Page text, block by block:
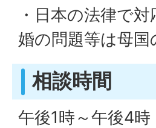
・日本の法律で
婚の問題等は母
相談時間
午後1時～午後4時